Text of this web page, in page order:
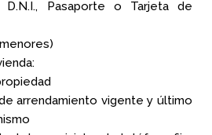
Pasaporte o Tarjeta de
arrendamiento vigente y último